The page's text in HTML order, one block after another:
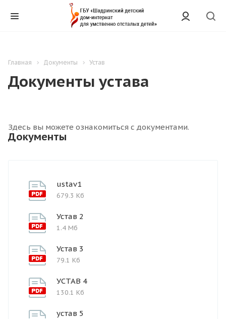
Главная Документы Устав
Документы устава
Здесь вы можете ознакомиться с документами.
Документы
ustav1
679.3 Кб
Устав 2
1.4 Мб
Устав 3
79.1 Кб
УСТАВ 4
130.1 Кб
устав 5